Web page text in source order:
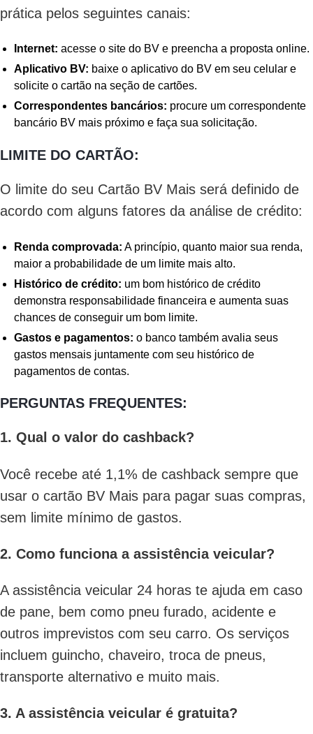
prática pelos seguintes canais:
Internet: acesse o site do BV e preencha a proposta online.
Aplicativo BV: baixe o aplicativo do BV em seu celular e
solicite o cartão na seção de cartões.
Correspondentes bancários: procure um correspondente
bancário BV mais próximo e faça sua solicitação.
LIMITE DO CARTÃO:
O limite do seu Cartão BV Mais será definido de
acordo com alguns fatores da análise de crédito:
Renda comprovada: A princípio, quanto maior sua renda,
maior a probabilidade de um limite mais alto.
Histórico de crédito: um bom histórico de crédito
demonstra responsabilidade financeira e aumenta suas
chances de conseguir um bom limite.
Gastos e pagamentos: o banco também avalia seus
gastos mensais juntamente com seu histórico de
pagamentos de contas.
PERGUNTAS FREQUENTES:
1. Qual o valor do cashback?
Você recebe até 1,1% de cashback sempre que
usar o cartão BV Mais para pagar suas compras,
sem limite mínimo de gastos.
2. Como funciona a assistência veicular?
A assistência veicular 24 horas te ajuda em caso
de pane, bem como pneu furado, acidente e
outros imprevistos com seu carro. Os serviços
incluem guincho, chaveiro, troca de pneus,
transporte alternativo e muito mais.
3. A assistência veicular é gratuita?